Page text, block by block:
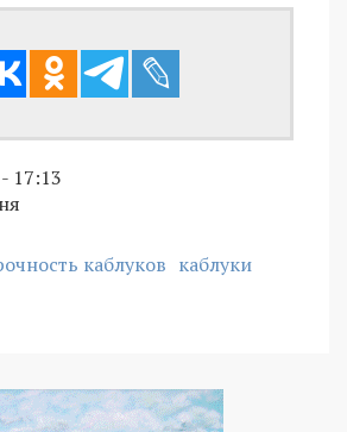
17:13
каблуков каблуки